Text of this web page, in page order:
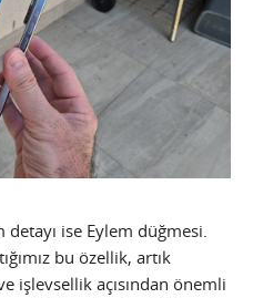
ise Eylem düğmesi.
bu özellik, artık
işlevsellik açısından önemli